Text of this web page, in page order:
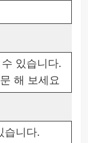
있습니다.
해 보세요
습니다.